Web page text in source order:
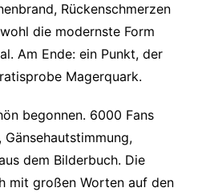
Rückenschmerzen
die modernste Form
Am Ende: ein Punkt, der
Magerquark.
begonnen. 6000 Fans
dem Bilderbuch. Die
mit großen Worten auf den